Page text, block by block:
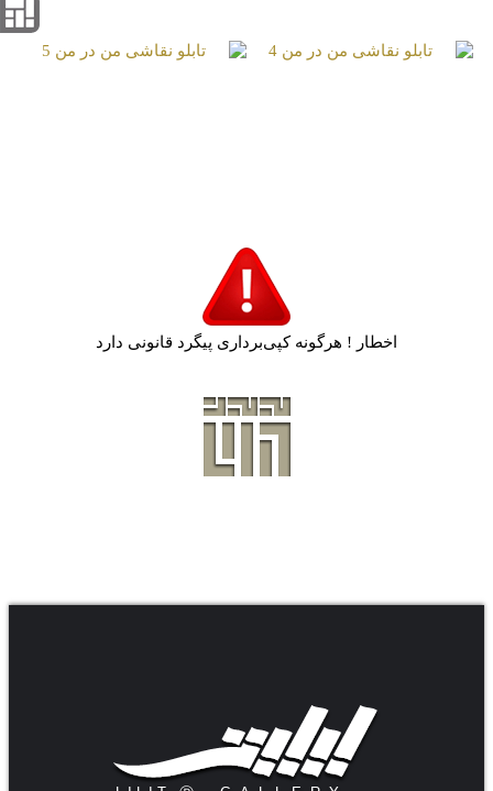
اخطار ! هرگونه کپی‌برداری پیگرد قانونی دارد